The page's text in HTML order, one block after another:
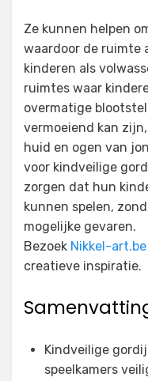
Ze kunnen helpen
waardoor de ruimte
kinderen als
ruimtes waar
overmatige
vermoeiend kan
huid en ogen van
voor kindveilige
zorgen dat hun
kunnen spelen,
mogelijke gevaren.
Bezoek Nikkel-art.be
creatieve inspiratie.
Kindveilige
speelkamers